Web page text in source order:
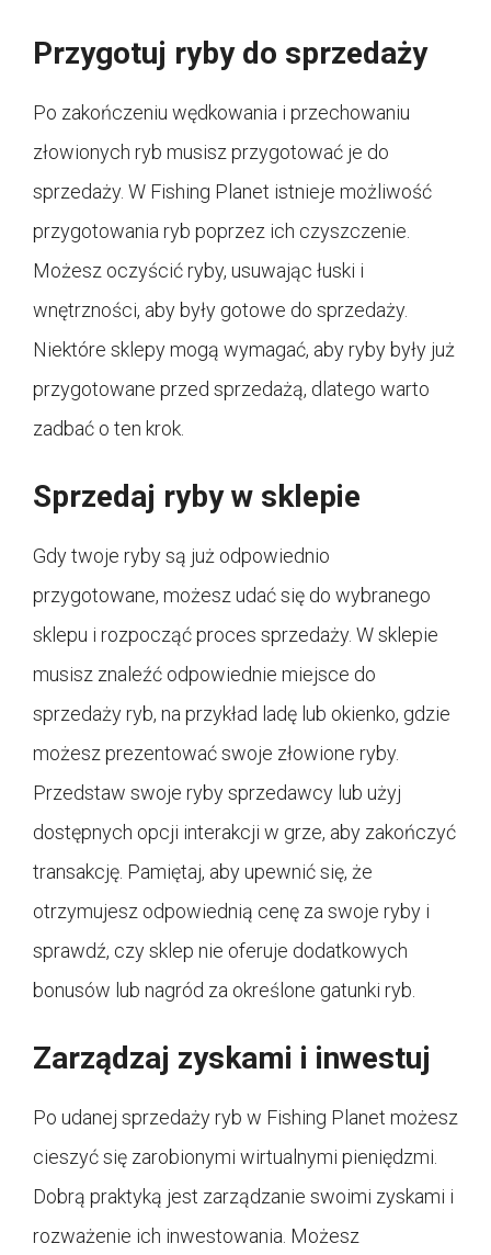
Przygotuj ryby do sprzedaży
Po zakończeniu wędkowania i przechowaniu
złowionych ryb musisz przygotować je do
sprzedaży. W Fishing Planet istnieje możliwość
przygotowania ryb poprzez ich czyszczenie.
Możesz oczyścić ryby, usuwając łuski i
wnętrzności, aby były gotowe do sprzedaży.
Niektóre sklepy mogą wymagać, aby ryby były już
przygotowane przed sprzedażą, dlatego warto
zadbać o ten krok.
Sprzedaj ryby w sklepie
Gdy twoje ryby są już odpowiednio
przygotowane, możesz udać się do wybranego
sklepu i rozpocząć proces sprzedaży. W sklepie
musisz znaleźć odpowiednie miejsce do
sprzedaży ryb, na przykład ladę lub okienko, gdzie
możesz prezentować swoje złowione ryby.
Przedstaw swoje ryby sprzedawcy lub użyj
dostępnych opcji interakcji w grze, aby zakończyć
transakcję. Pamiętaj, aby upewnić się, że
otrzymujesz odpowiednią cenę za swoje ryby i
sprawdź, czy sklep nie oferuje dodatkowych
bonusów lub nagród za określone gatunki ryb.
Zarządzaj zyskami i inwestuj
Po udanej sprzedaży ryb w Fishing Planet możesz
cieszyć się zarobionymi wirtualnymi pieniędzmi.
Dobrą praktyką jest zarządzanie swoimi zyskami i
rozważenie ich inwestowania. Możesz